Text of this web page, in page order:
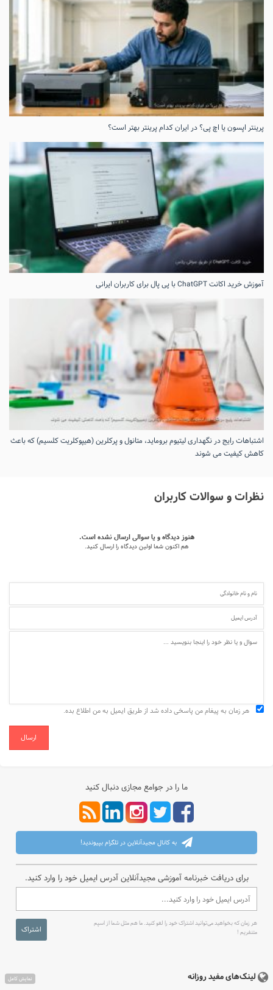
پرینتر اپسون یا اچ پی؟ در ایران کدام پرینتر بهتر است؟
آموزش خرید اکانت ChatGPT با پی پال برای کاربران ایرانی
اشتباهات رایج در نگهداری لیتیوم بروماید، متانول و پرکلرین (هیپوکلریت کلسیم) که باعث
کاهش کیفیت می‌ شوند
نظرات و سوالات کاربران
هنوز دیدگاه و یا سوالی ارسال نشده است.
هم اکنون شما اولین دیدگاه را ارسال کنید.
هر زمان به پیغام من پاسخی داده شد از طریق ایمیل به من اطلاع بده.
ارسال
ما را در جوامع مجازی دنبال کنید
به کانال مجیدآنلاین در تلگرام بپیوندید!
برای دریافت خبرنامه آموزشی مجیدآنلاین آدرس ایمیل خود را وارد کنید.
هر زمان که بخواهید می‌توانید اشتراک خود را لغو کنید. ما هم مثل شما از اسپم
متنفریم !
اشتراک
لینک‌های مفید روزانه نمایش کامل